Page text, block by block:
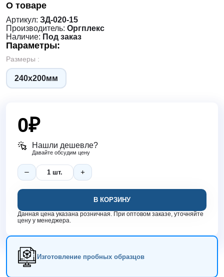
О товаре
Артикул: ЗД-020-15
Производитель: Оргплекс
Наличие: Под заказ
Параметры:
Размеры :
240х200мм
0₽
Нашли дешевле?
Давайте обсудим цену
В КОРЗИНУ
Данная цена указана розничная. При оптовом заказе, уточняйте
цену у менеджера.
Изготовление пробных образцов